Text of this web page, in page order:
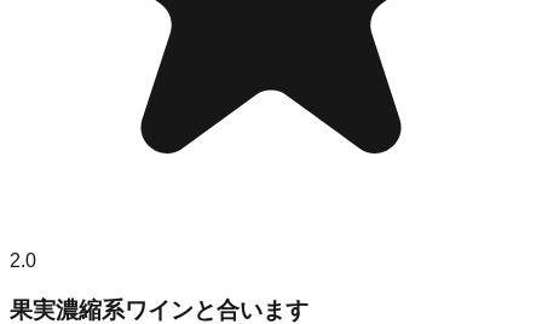
2.0
果実濃縮系ワインと合います